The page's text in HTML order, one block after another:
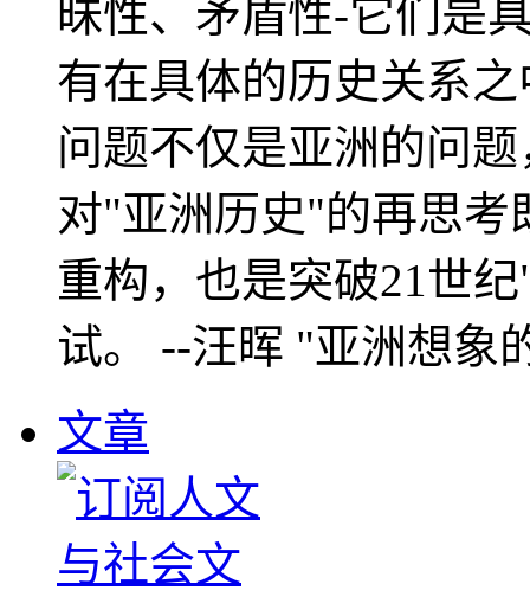
昧性、矛盾性-它们是
有在具体的历史关系
问题不仅是亚洲的问
对"亚洲历史"的再思考
重构，也是突破21世
试。 --汪晖 "亚洲想象
文章